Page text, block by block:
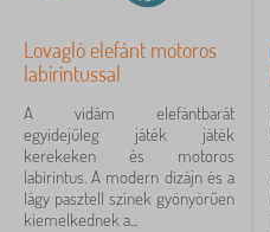
Lovagló elefánt motoros
labirintussal
A vidám elefántbarát
egyidejűleg játék játék
kerekeken és motoros
labirintus. A modern dizájn és a
lágy pasztell színek gyönyörűen
kiemelkednek a...